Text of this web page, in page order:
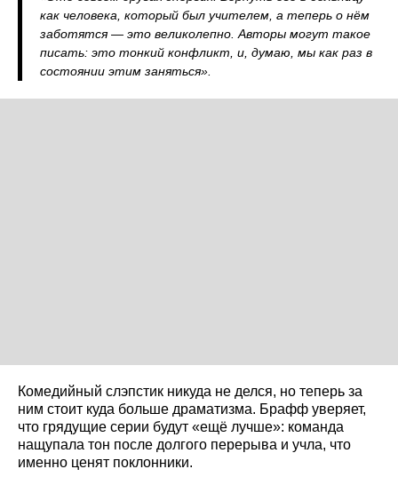
как человека, который был учителем, а теперь о нём
заботятся — это великолепно. Авторы могут такое
писать: это тонкий конфликт, и, думаю, мы как раз в
состоянии этим заняться».
Комедийный слэпстик никуда не делся, но теперь за
ним стоит куда больше драматизма. Брафф уверяет,
что грядущие серии будут «ещё лучше»: команда
нащупала тон после долгого перерыва и учла, что
именно ценят поклонники.